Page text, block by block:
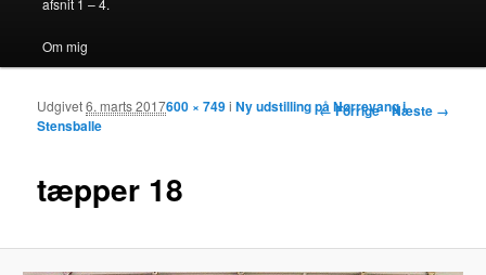
afsnit 1 – 4.
Om mig
Billednavigation
← Forrige Næste →
tæpper 18
Udgivet6. marts 2017600 × 749iNy udstilling på Nørrevang i
Stensballe